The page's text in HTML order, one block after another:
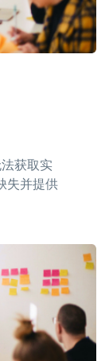
获取实
失并提供